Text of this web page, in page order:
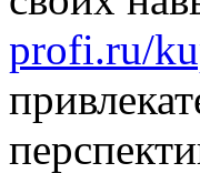
profi.ru/